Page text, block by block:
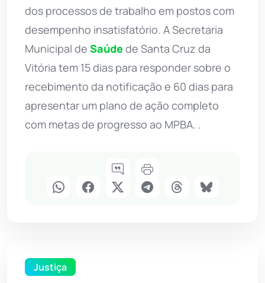
dos processos de trabalho em postos com
desempenho insatisfatório. A Secretaria
Municipal de Saúdede Santa Cruz da
Vitória tem 15 dias para responder sobre o
recebimento da notificação e 60 dias para
apresentar um plano de ação completo
com metas de progresso ao MPBA. .
Justiça